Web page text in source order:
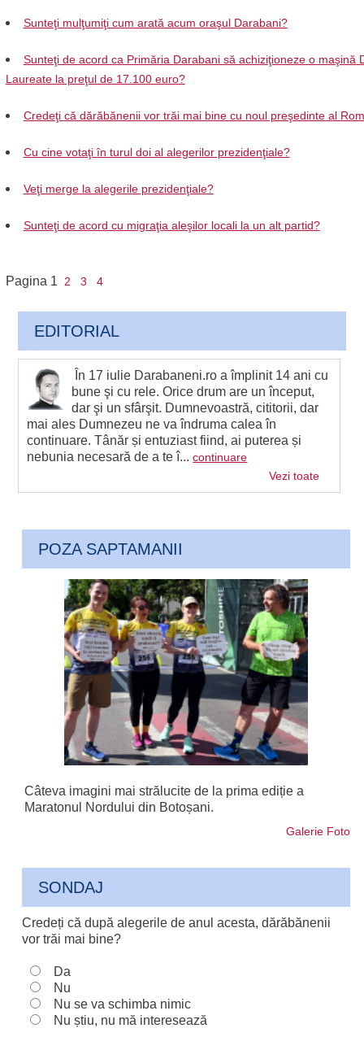
Sunteţi mulţumiţi cum arată acum oraşul Darabani?
Sunteţi de acord ca Primăria Darabani să achiziţioneze o maşină
Laureate la preţul de 17.100 euro?
Credeţi că dărăbănenii vor trăi mai bine cu noul preşedinte al
Cu cine votaţi în turul doi al alegerilor prezidenţiale?
Veţi merge la alegerile prezidenţiale?
Sunteţi de acord cu migraţia aleşilor locali la un alt partid?
Pagina 1 2 3 4
EDITORIAL
În 17 iulie Darabaneni.ro a împlinit 14 ani cu
bune şi cu rele. Orice drum are un început,
dar şi un sfârşit. Dumnevoastră, cititorii, dar
mai ales Dumnezeu ne va îndruma calea în
continuare. Tânăr și entuziast fiind, ai puterea și
nebunia necesară de a te î...continuare
Vezi toate
POZA SAPTAMANII
Câteva imagini mai strălucite de la prima ediție a
Maratonul Nordului din Botoșani.
Galerie Foto
SONDAJ
Credeți că după alegerile de anul acesta, dărăbănenii
vor trăi mai bine?
Da
Nu
Nu se va schimba nimic
Nu știu, nu mă interesează